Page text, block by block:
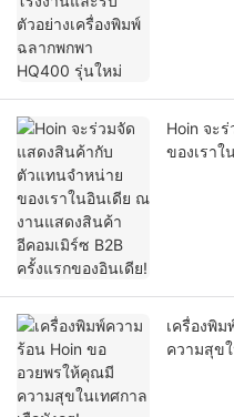
Hoin จะ
ของเรา
เครื่องพิ
ความสุข